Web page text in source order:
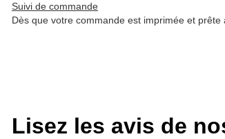
Suivi de commande
Dès que votre commande est imprimée et prête
Lisez les avis de